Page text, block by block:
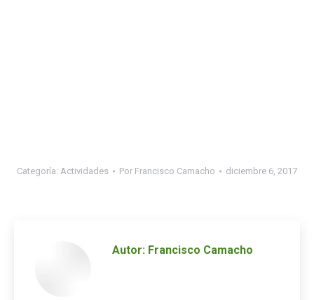
Categoría: Actividades Por Francisco Camacho diciembre 6, 2017
Autor: Francisco Camacho